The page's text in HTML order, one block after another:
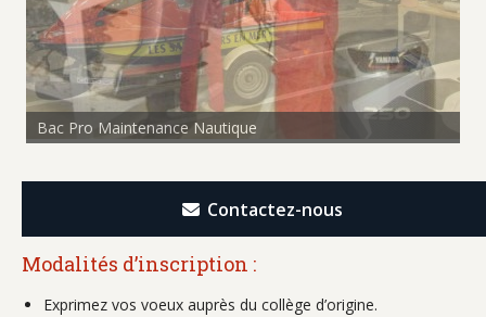
Bac Pro Maintenance Nautique
Bac Pro Maintenance Nautique
Contactez-nous
Modalités d’inscription :
Exprimez vos voeux auprès du collège d’origine.